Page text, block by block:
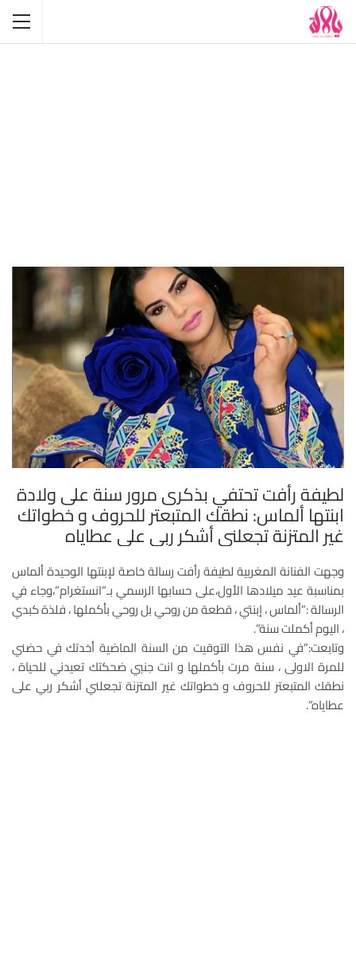
لطيفة رأفت تحتفي بذكرى مرور سنة على ولادة
ابنتها ألماس: نطقك المتبعتر للحروف و خطواتك
غير المتزنة تجعلني أشكر ربي على عطاياه
وجهت الفنانة المغربية لطيفة رأفت رسالة خاصة لإبنتها الوحيدة ألماس
بمناسبة عيد ميلادها الأول،على حسابها الرسمي بـ”انستغرام”،وجاء في
الرسالة :”ألماس ، إبنتي ، قطعة من روحي بل روحي بأكملها ، فلذة كبدي
، اليوم أكملت سنة”.
وتابعت:”في نفس هذا التوقيت من السنة الماضية أخدتك في حضني
للمرة الاولى ، سنة مرت بأكملها و انت جنبي ضحكتك تعيدني للحياة ،
نطقك المتبعتر للحروف و خطواتك غير المتزنة تجعلني أشكر ربي على
عطاياه”.